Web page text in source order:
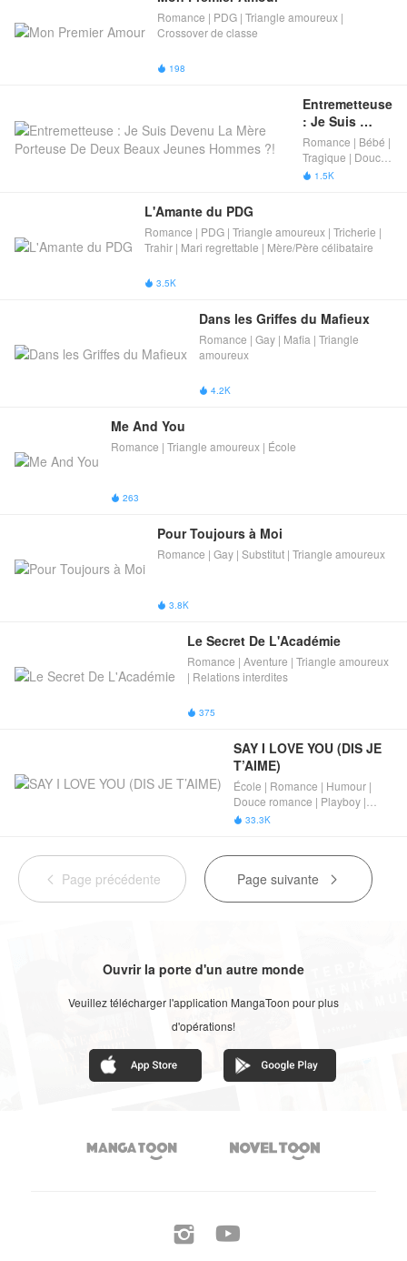
Romance | PDG | Triangle amoureux |
Crossover de classe
 198
Entremetteuse
: Je Suis
Devenu La
Mère Porteuse
De Deux
Romance | Bébé |
Tragique | Douce
romance | Contrat
 1.5K
L'Amante du PDG
Romance | PDG | Triangle amoureux | Tricherie |
Trahir | Mari regrettable | Mère/​​Père célibataire​
 3.5K
Dans les Griffes du Mafieux
Romance | Gay | Mafia | Triangle
amoureux
 4.2K
Me And You
Romance | Triangle amoureux | École
 263
Pour Toujours à Moi
Romance | Gay | Substitut | Triangle amoureux
 3.8K
Le Secret De L'Académie
Romance | Aventure | Triangle amoureux
| Relations interdites
 375
SAY I LOVE YOU (DIS JE
T’AIME)
École | Romance | Humour |
Douce romance | Playboy |
Triangle amoureux
 33.3K
 Page précédente Page suivante 
Ouvrir la porte d'un autre monde
Veuillez télécharger l'application MangaToon pour plus
d'opérations!
 
 